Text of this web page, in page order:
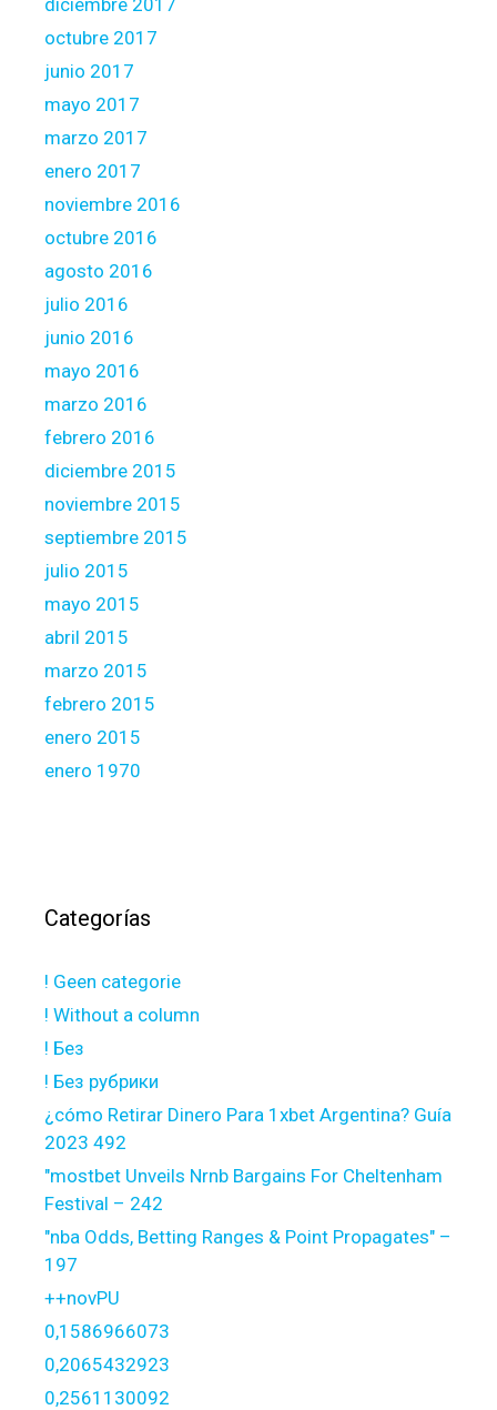
,
a
n
y
o
u
c
n
m
o
r
g
a
g
e
o
p
l
diciembre 2017
octubre 2017
junio 2017
mayo 2017
marzo 2017
enero 2017
noviembre 2016
octubre 2016
agosto 2016
julio 2016
junio 2016
mayo 2016
marzo 2016
febrero 2016
diciembre 2015
noviembre 2015
septiembre 2015
julio 2015
mayo 2015
abril 2015
marzo 2015
febrero 2015
enero 2015
enero 1970
Categorías
! Geen categorie
! Without a column
! Без
! Без рубрики
¿cómo Retirar Dinero Para 1xbet Argentina? Guía
2023 492
"mostbet Unveils Nrnb Bargains For Cheltenham
Festival – 242
"nba Odds, Betting Ranges & Point Propagates" –
197
++novPU
0,1586966073
0,2065432923
0,2561130092